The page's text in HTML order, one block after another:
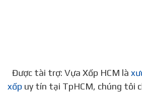
Được tài trợ: Vựa Xốp HCM là
xốp uy tín tại TpHCM, chúng tôi